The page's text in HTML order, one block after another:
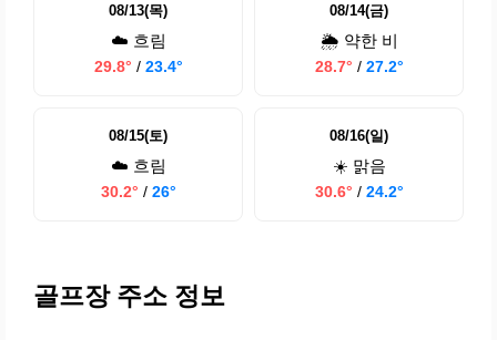
08/13(목)
☁️ 흐림
29.8° / 23.4°
08/14(금)
🌦️ 약한 비
28.7° / 27.2°
08/15(토)
☁️ 흐림
30.2° / 26°
08/16(일)
☀️ 맑음
30.6° / 24.2°
골프장 주소 정보